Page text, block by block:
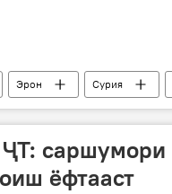
Эрон Сурия
саршумори
ёфтааст